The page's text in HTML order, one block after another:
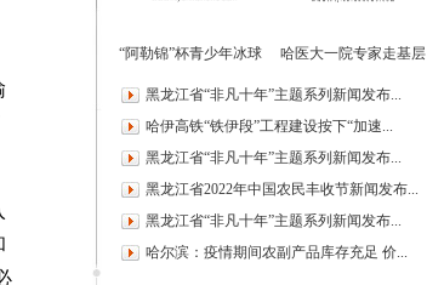
“阿勒锦”杯青少年冰球
哈医大一院专家走基层
黑龙江省“非凡十年”主题系列新闻发布...
哈伊高铁“铁伊段”工程建设按下“加速...
黑龙江省“非凡十年”主题系列新闻发布...
黑龙江省2022年中国农民丰收节新闻发布...
黑龙江省“非凡十年”主题系列新闻发布...
哈尔滨：疫情期间农副产品库存充足 价...